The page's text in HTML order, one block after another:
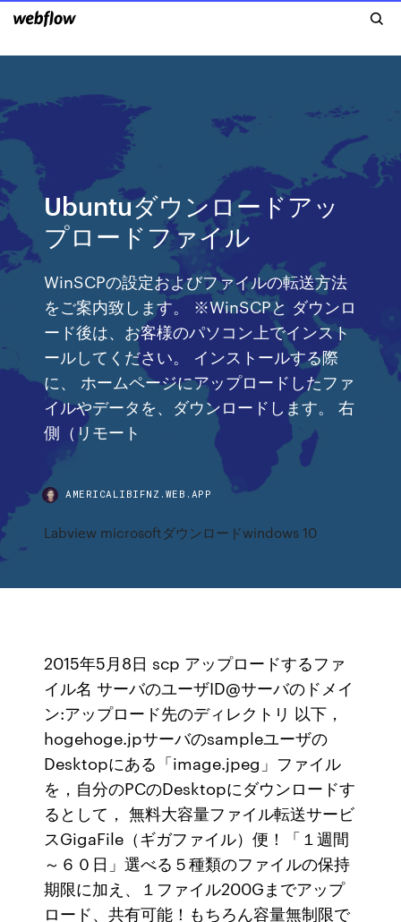
Ubuntuダウンロードアッ
プロードファイル
WinSCPの設定およびファイルの転送方法
をご案内致します。 ※WinSCPと ダウンロ
ード後は、お客様のパソコン上でインスト
ールしてください。 インストールする際
に、 ホームページにアップロードしたファ
イルやデータを、ダウンロードします。 右
側（リモート
AMERICALIBIFNZ.WEB.APP
Labview microsoftダウンロードwindows 10
2015年5月8日 scp アップロードするファ
イル名 サーバのユーザID@サーバのドメイ
ン:アップロード先のディレクトリ 以下，
hogehoge.jpサーバのsampleユーザの
Desktopにある「image.jpeg」ファイル
を，自分のPCのDesktopにダウンロードす
るとして， 無料大容量ファイル転送サービ
スGigaFile（ギガファイル）便！「１週間
～６０日」選べる５種類のファイルの保持
期限に加え、１ファイル200Gまでアップ
ロード、共有可能！もちろん容量無制限で